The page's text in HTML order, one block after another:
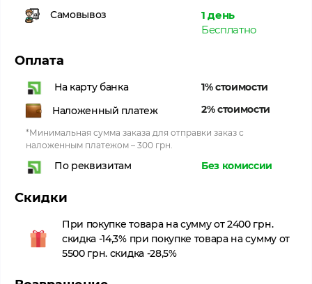
Самовывоз
1 день
Бесплатно
Оплата
На карту банка
1% стоимости
Наложенный платеж
2% стоимости
*Минимальная сумма заказа для отправки заказ с
наложенным платежом – 300 грн.
По реквизитам Без комиссии
Скидки
При покупке товара на сумму от 2400 грн.
скидка -14,3% при покупке товара на сумму от
5500 грн. скидка -28,5%